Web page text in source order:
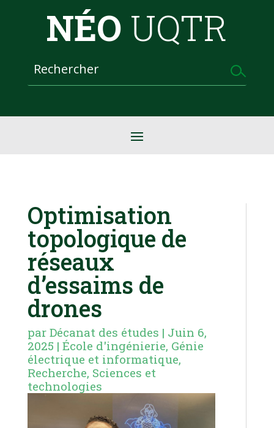
NÉO UQTR
Optimisation
topologique de
réseaux
d’essaims de
drones
par Décanat des études | Juin 6,
2025 | École d'ingénierie, Génie
électrique et informatique,
Recherche, Sciences et
technologies